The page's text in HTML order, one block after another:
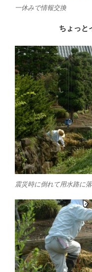
一休みで情報交換
ちょっと
震災時に倒れて用水路に